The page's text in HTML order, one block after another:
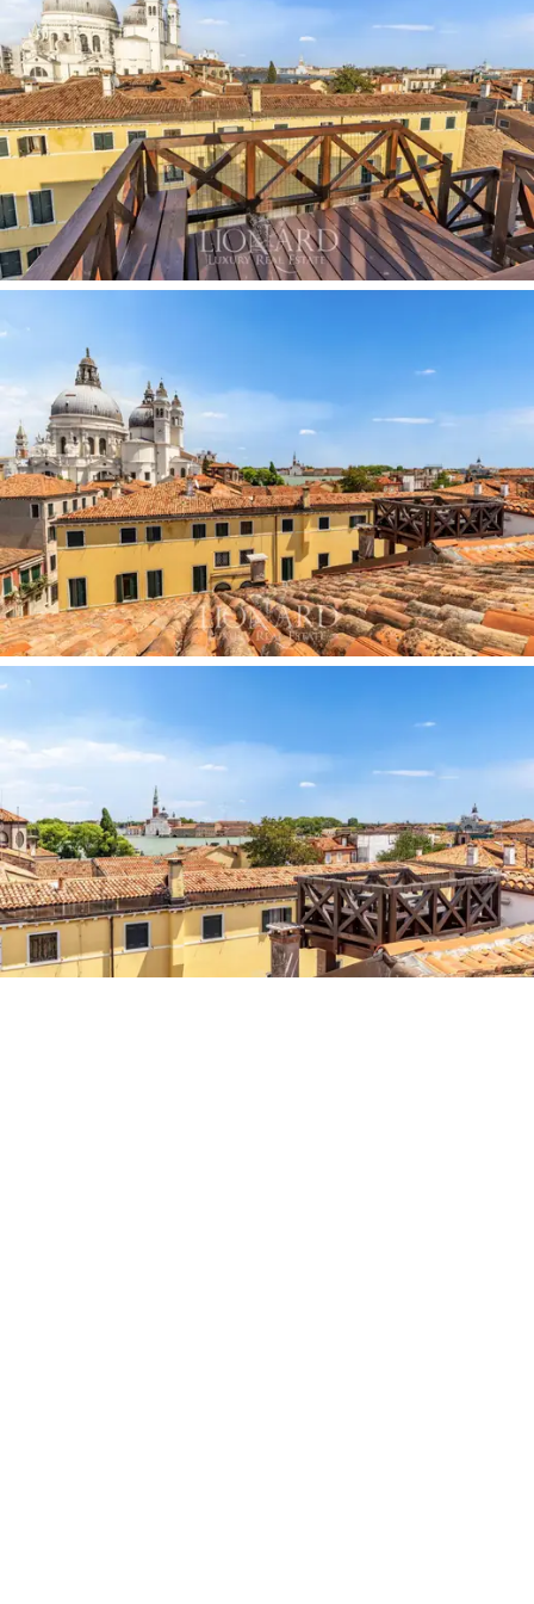
стеклопакетами обеспечивают идеальную тишину и
теплоизоляцию, превращая вид на собор в живую
картину, постоянно присутствующую в интерьере.
Благодаря расположению на высоком этаже,
квартира буквально пропитана светом, что является
большой редкостью для венецианской
недвижимости.
Приватная зона включает мастер-сюит с собственной
ванной комнатой и вторую спальню с двуспальной
что гарантирует комфорт и уединение как
владельцам, так и их гостям. Спальни сохраняют ту
же исключительную перспективу: вид на Салюте
остается неизменным фоном, безмолвно
напоминающим об уникальности места. Ванные
комнаты, обновленные с использованием
качественных материалов, дополняют современный
облик интерьеров, не вступая в конфликт с
историческим характером здания.
превращает престижную квартиру в полноценную
венецианскую резиденцию в самом высоком смысле
этого слова. Традиционная деревянная терраса над
крышами, исторически служившая солярием для
патрицианских семей, открывает панораму на 360
градусов. Вблизи доминирует величественный купол
Салюте, а за бассейном Сан-Марко вырисовывается
безмолвный силуэт острова Джудекка с его
палладианскими церквями. Оборудованная угловой